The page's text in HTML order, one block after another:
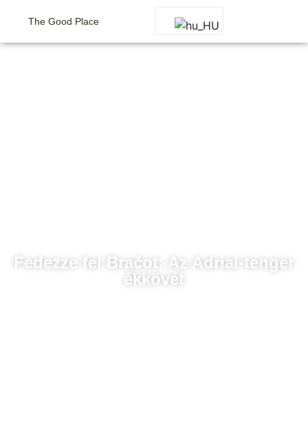
The Good Place
Fedezze fel Bračot: Az Adriai-tenger
ékkövét